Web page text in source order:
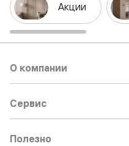
Акции
О компании
Сервис
Полезно